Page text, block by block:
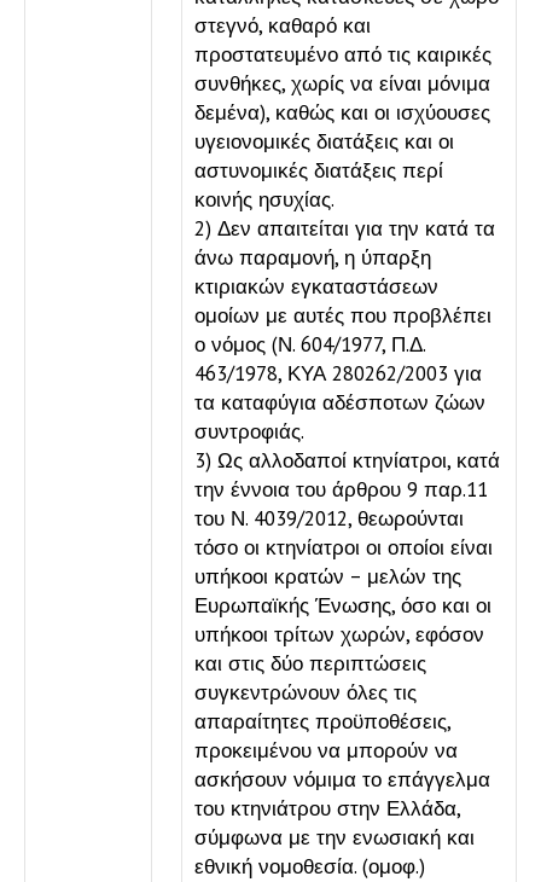
στεγνό, καθαρό και
προστατευμένο από τις καιρικές
συνθήκες, χωρίς να είναι μόνιμα
δεμένα), καθώς και οι ισχύουσες
υγειονομικές διατάξεις και οι
αστυνομικές διατάξεις περί
κοινής ησυχίας.
2) Δεν απαιτείται για την κατά τα
άνω παραμονή, η ύπαρξη
κτιριακών εγκαταστάσεων
ομοίων με αυτές που προβλέπει
ο νόμος (Ν. 604/1977, Π.Δ.
463/1978, ΚΥΑ 280262/2003 για
τα καταφύγια αδέσποτων ζώων
συντροφιάς.
3) Ως αλλοδαποί κτηνίατροι, κατά
την έννοια του άρθρου 9 παρ.11
του Ν. 4039/2012, θεωρούνται
τόσο οι κτηνίατροι οι οποίοι είναι
υπήκοοι κρατών – μελών της
Ευρωπαϊκής Ένωσης, όσο και οι
υπήκοοι τρίτων χωρών, εφόσον
και στις δύο περιπτώσεις
συγκεντρώνουν όλες τις
απαραίτητες προϋποθέσεις,
προκειμένου να μπορούν να
ασκήσουν νόμιμα το επάγγελμα
του κτηνιάτρου στην Ελλάδα,
σύμφωνα με την ενωσιακή και
εθνική νομοθεσία. (ομοφ.)